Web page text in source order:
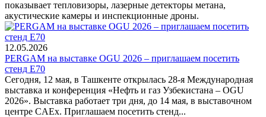
показывает тепловизоры, лазерные детекторы метана,
акустические камеры и инспекционные дроны.
12.05.2026
PERGAM на выставке OGU 2026 – приглашаем посетить
стенд E70
Сегодня, 12 мая, в Ташкенте открылась 28-я Международная
выставка и конференция «Нефть и газ Узбекистана – OGU
2026». Выставка работает три дня, до 14 мая, в выставочном
центре CAEx. Приглашаем посетить стенд...